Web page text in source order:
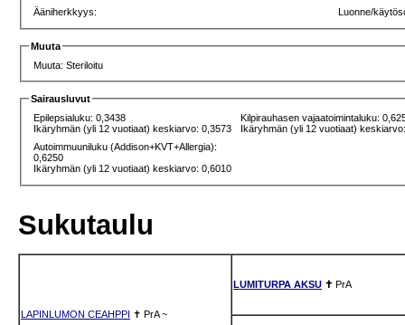
Ääniherkkyys: Luonne/
Muuta
Muuta: Steriloitu
Sairausluvut
Epilepsialuku: 0,3438
Ikäryhmän (yli 12 vuotiaat) keskiarvo: 0,3573
Kilpirauhasen vajaatoimintaluku:
Ikäryhmän (yli 12 vuotiaat)
Autoimmuuniluku (Addison+KVT+Allergia):
0,6250
Ikäryhmän (yli 12 vuotiaat) keskiarvo: 0,6010
Sukutaulu
LAPINLUMON CEAHPPI ✝ PrA ~
LUMITURPA AKSU ✝ PrA